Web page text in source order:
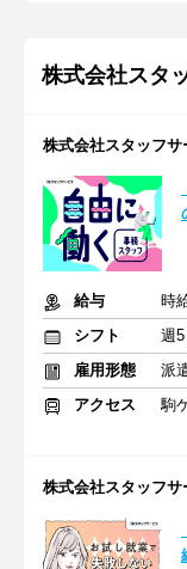
株式会社スタ
株式会社スタッフサ
給与
時
シフト
週
雇用形態
派
アクセス
駒
株式会社スタッフサ